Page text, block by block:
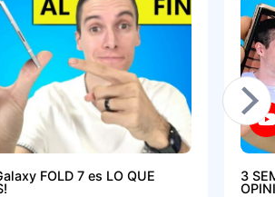
FOLD 7 es LO QUE
3